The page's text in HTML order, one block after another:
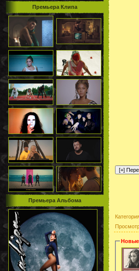
Премьера Клипа
Премьера Альбома
Новые